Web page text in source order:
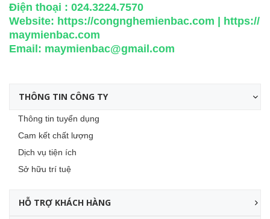
Điện thoại : 024.3224.7570
Website: https://congnghemienbac.com
https://
maymienbac.com
Email: maymienbac@gmail.com
THÔNG TIN CÔNG TY
Thông tin tuyển dụng
Cam kết chất lượng
Dịch vụ tiện ích
Sở hữu trí tuệ
HỖ TRỢ KHÁCH HÀNG